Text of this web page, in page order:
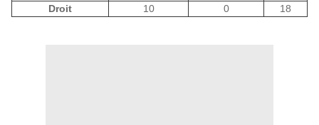
Droit
10 0 18